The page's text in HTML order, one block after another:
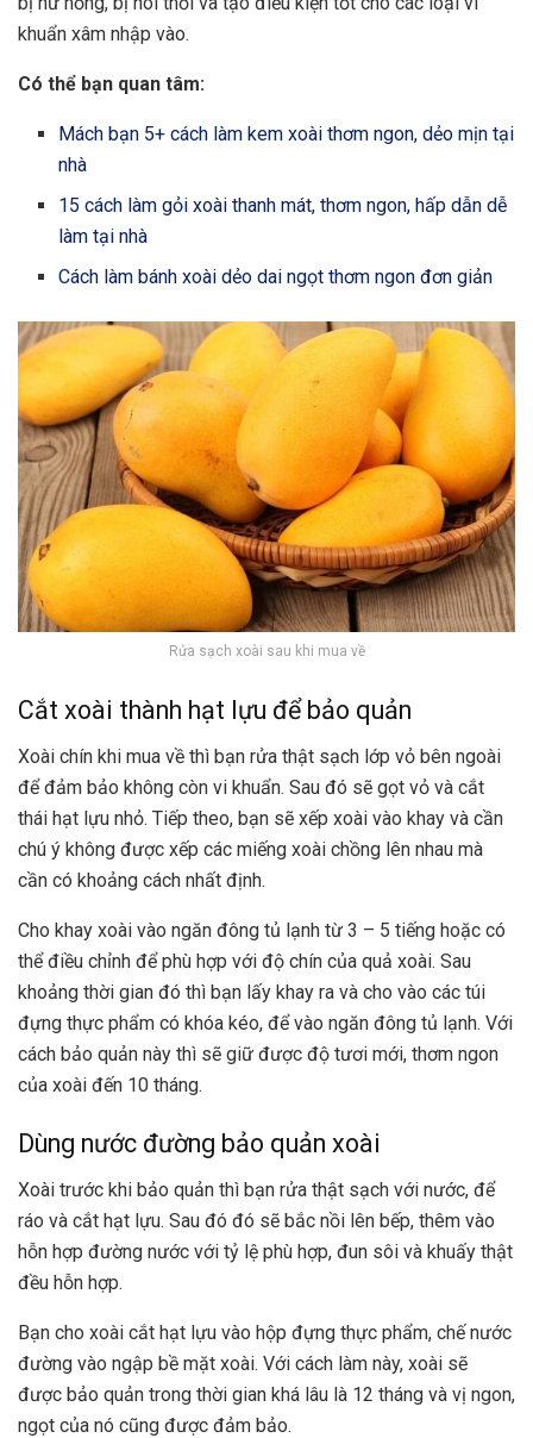
khuẩn xâm nhập vào.
Có thể bạn quan tâm:
Mách bạn 5+ cách làm kem xoài thơm ngon, dẻo mịn tại
nhà
15 cách làm gỏi xoài thanh mát, thơm ngon, hấp dẫn dễ
làm tại nhà
Cách làm bánh xoài dẻo dai ngọt thơm ngon đơn giản
Rửa sạch xoài sau khi mua về
Cắt xoài thành hạt lựu để bảo quản
Xoài chín khi mua về thì bạn rửa thật sạch lớp vỏ bên ngoài
để đảm bảo không còn vi khuẩn. Sau đó sẽ gọt vỏ và cắt
thái hạt lựu nhỏ. Tiếp theo, bạn sẽ xếp xoài vào khay và cần
chú ý không được xếp các miếng xoài chồng lên nhau mà
cần có khoảng cách nhất định.
Cho khay xoài vào ngăn đông tủ lạnh từ 3 – 5 tiếng hoặc có
thể điều chỉnh để phù hợp với độ chín của quả xoài. Sau
khoảng thời gian đó thì bạn lấy khay ra và cho vào các túi
đựng thực phẩm có khóa kéo, để vào ngăn đông tủ lạnh. Với
cách bảo quản này thì sẽ giữ được độ tươi mới, thơm ngon
của xoài đến 10 tháng.
Dùng nước đường bảo quản xoài
Xoài trước khi bảo quản thì bạn rửa thật sạch với nước, để
ráo và cắt hạt lựu. Sau đó đó sẽ bắc nồi lên bếp, thêm vào
hỗn hợp đường nước với tỷ lệ phù hợp, đun sôi và khuấy thật
đều hỗn hợp.
Bạn cho xoài cắt hạt lựu vào hộp đựng thực phẩm, chế nước
đường vào ngập bề mặt xoài. Với cách làm này, xoài sẽ
được bảo quản trong thời gian khá lâu là 12 tháng và vị ngon,
ngọt của nó cũng được đảm bảo.